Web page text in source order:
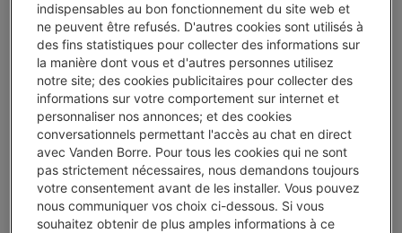
Top 3 des marques
JBL
Score de durabilité :
131/200
Fiabilité :
158
Réparabilité :
indispensables au bon fonctionnement du site web et
ne peuvent être refusés. D'autres cookies sont utilisés à
des fins statistiques pour collecter des informations sur
la manière dont vous et d'autres personnes utilisez
notre site; des cookies publicitaires pour collecter des
informations sur votre comportement sur internet et
personnaliser nos annonces; et des cookies
conversationnels permettant l'accès au chat en direct
avec Vanden Borre. Pour tous les cookies qui ne sont
pas strictement nécessaires, nous demandons toujours
votre consentement avant de les installer. Vous pouvez
nous communiquer vos choix ci-dessous. Si vous
souhaitez obtenir de plus amples informations à ce